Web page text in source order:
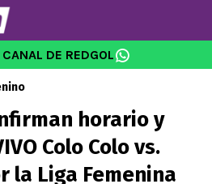
DE REDGOL
horario y
Colo Colo vs.
la Liga Femenina